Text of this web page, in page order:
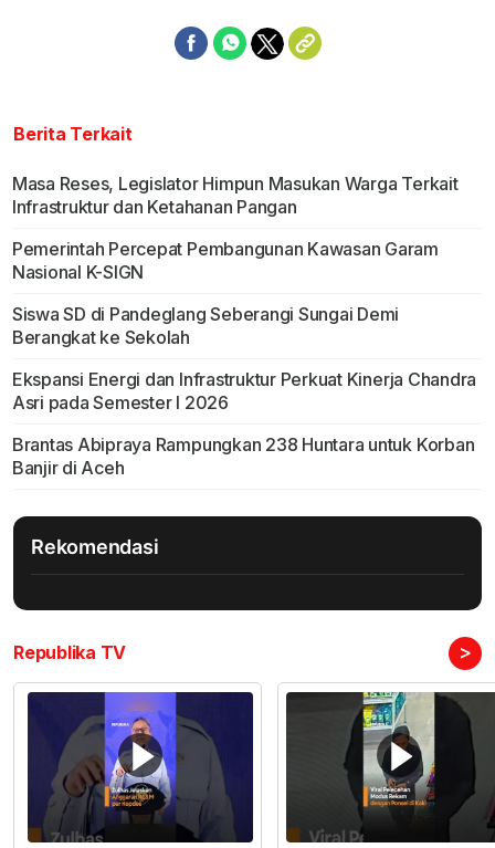
Berita Terkait
Masa Reses, Legislator Himpun Masukan Warga Terkait
Infrastruktur dan Ketahanan Pangan
Pemerintah Percepat Pembangunan Kawasan Garam
Nasional K-SIGN
Siswa SD di Pandeglang Seberangi Sungai Demi
Berangkat ke Sekolah
Ekspansi Energi dan Infrastruktur Perkuat Kinerja Chandra
Asri pada Semester I 2026
Brantas Abipraya Rampungkan 238 Huntara untuk Korban
Banjir di Aceh
Rekomendasi
Republika TV >